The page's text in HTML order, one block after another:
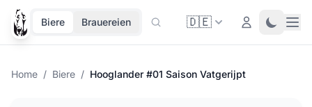
Biere Brauereien 🇩🇪 Login Toggle
Home / Biere / Hooglander #01 Saison Vatgerijpt